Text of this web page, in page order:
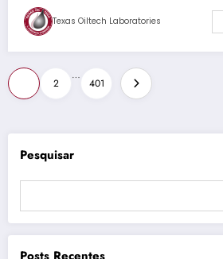
Texas Oiltech Laboratories
Paginação
de
posts
2
…
401
Pesquisar